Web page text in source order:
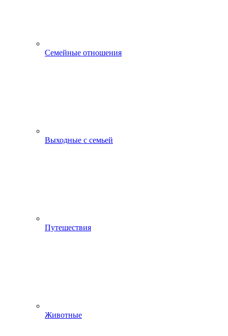
Семейные отношения
Выходные с семьей
Путешествия
Животные